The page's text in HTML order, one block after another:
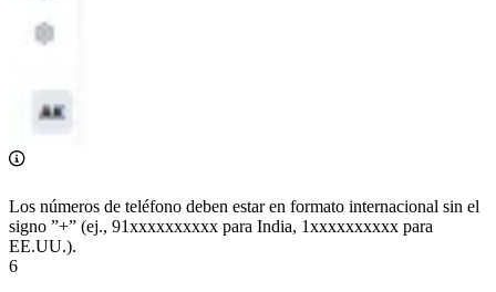
Los números de teléfono deben estar en formato internacional sin el
signo ”+” (ej., 91xxxxxxxxxx para India, 1xxxxxxxxxx para
EE.UU.).
6